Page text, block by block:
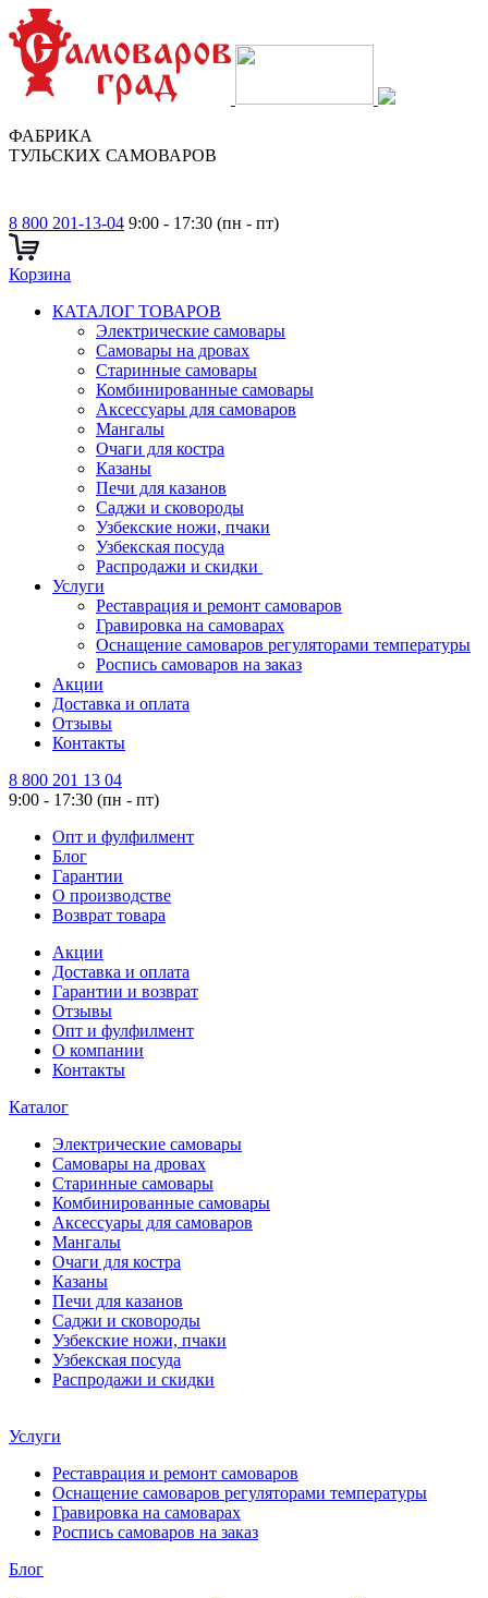
ФАБРИКА
ТУЛЬСКИХ САМОВАРОВ
8 800 201-13-04 9:00 - 17:30 (пн - пт)
Корзина
КАТАЛОГ ТОВАРОВ
Электрические самовары
Cамовары на дровах
Старинные самовары
Комбинированные самовары
Аксессуары для самоваров
Мангалы
Очаги для костра
Казаны
Печи для казанов
Саджи и сковороды
Узбекские ножи, пчаки
Узбекская посуда
Распродажи и скидки
Услуги
Реставрация и ремонт самоваров
Гравировка на самоварах
Оснащение самоваров регуляторами температуры
Роспись самоваров на заказ
Акции
Доставка и оплата
Отзывы
Контакты
8 800 201 13 04
9:00 - 17:30 (пн - пт)
Опт и фулфилмент
Блог
Гарантии
О производстве
Возврат товара
Акции
Доставка и оплата
Гарантии и возврат
Отзывы
Опт и фулфилмент
О компании
Контакты
Каталог
Электрические самовары
Cамовары на дровах
Старинные самовары
Комбинированные самовары
Аксессуары для самоваров
Мангалы
Очаги для костра
Казаны
Печи для казанов
Саджи и сковороды
Узбекские ножи, пчаки
Узбекская посуда
Распродажи и скидки
Услуги
Реставрация и ремонт самоваров
Оснащение самоваров регуляторами температуры
Гравировка на самоварах
Роспись самоваров на заказ
Блог